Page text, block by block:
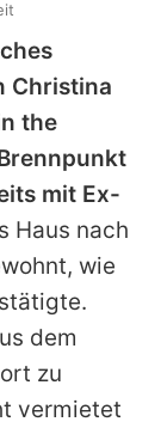
Christina
the
mit Ex-
Haus nach
wie
dem
zu
vermietet